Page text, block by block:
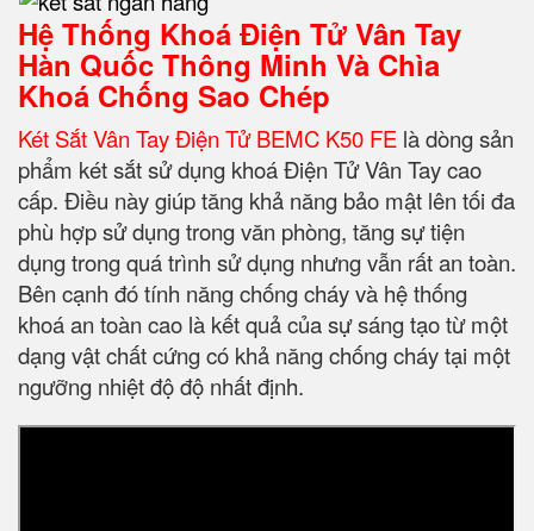
Hệ Thống Khoá Điện Tử Vân Tay
Hàn Quốc Thông Minh Và Chìa
Khoá Chống Sao Chép
Két Sắt Vân Tay Điện Tử BEMC K50 FE là dòng sản
phẩm két sắt sử dụng khoá Điện Tử Vân Tay cao
cấp. Điều này giúp tăng khả năng bảo mật lên tối đa
phù hợp sử dụng trong văn phòng, tăng sự tiện
dụng trong quá trình sử dụng nhưng vẫn rất an toàn.
Bên cạnh đó tính năng chống cháy và hệ thống
khoá an toàn cao là kết quả của sự sáng tạo từ một
dạng vật chất cứng có khả năng chống cháy tại một
ngưỡng nhiệt độ độ nhất định.